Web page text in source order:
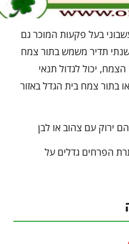
בעל פקעות המוכר גם
תדיר משמש בתור צמח
יכול לגדול תנאי
בתור צמח בית הגדל באזור
ירוק עם צהוב או לבן
הפרחים גדלים על